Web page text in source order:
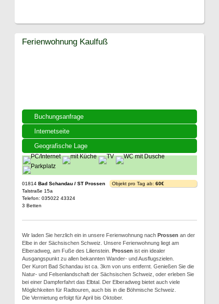
Buchungsanfrage
Internetseite
Geografische Lage
Ferienwohnung Kaulfuß
01814 Bad Schandau / ST Prossen
Talstraße 15a
Telefon: 035022 43324
3 Betten
Objekt pro Tag ab: 60€
Wir laden Sie herzlich ein in unsere Ferienwohnung nach Prossen an der
Elbe in der Sächsischen Schweiz. Unsere Ferienwohnung liegt am
Elberadweg, am Fuße des Lilienstein. Prossen ist ein idealer
Ausgangspunkt zu allen bekannten Wander- und Ausflugszielen.
Der Kurort Bad Schandau ist ca. 3km von uns entfernt. Genießen Sie die
Natur- und Felsenlandschaft der Sächsischen Schweiz, oder erleben Sie
bei einer Dampferfahrt das Elbtal. Der Elberadweg bietet auch viele
Möglichkeiten für Radtouren, auch bis in die Böhmische Schweiz.
Die Vermietung erfolgt für April bis Oktober.